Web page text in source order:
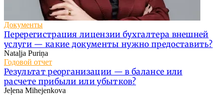
Документы
Перерегистрация лицензии бухгалтера внешней
услуги — какие документы нужно предоставить?
Nataļja Puriņa
Годовой отчет
Результат реорганизации — в балансе или
расчете прибыли или убытков?
Jeļena Mihejenkova